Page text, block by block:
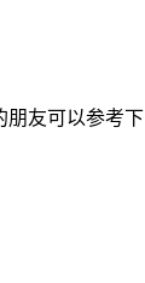
朋友可以参考下